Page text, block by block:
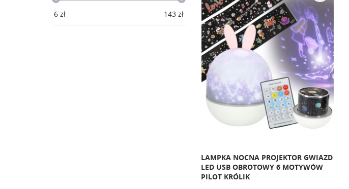
6 zł 143zł
LAMPKA NOCNA PROJEKTOR GWIAZD
LED USB OBROTOWY 6 MOTYWÓW
PILOT KRÓLIK